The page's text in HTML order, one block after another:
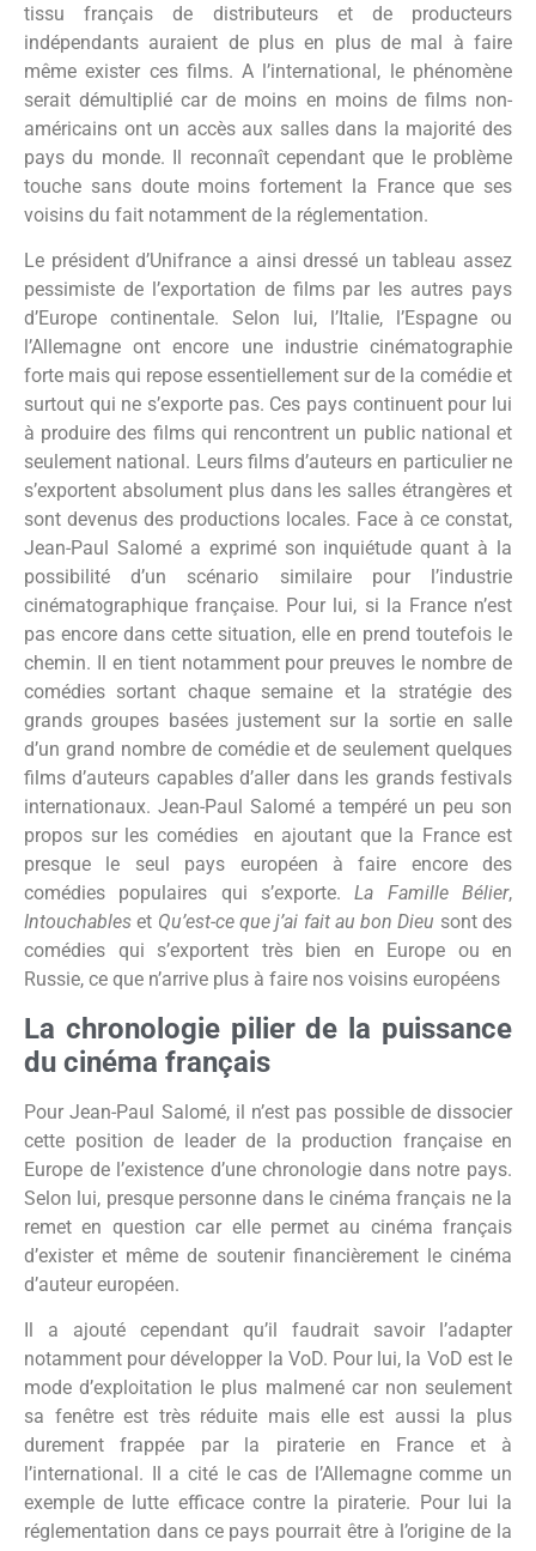
tissu français de distributeurs et de producteurs
indépendants auraient de plus en plus de mal à faire
même exister ces films. A l’international, le phénomène
serait démultiplié car de moins en moins de films non-
américains ont un accès aux salles dans la majorité des
pays du monde. Il reconnaît cependant que le problème
touche sans doute moins fortement la France que ses
voisins du fait notamment de la réglementation.
Le président d’Unifrance a ainsi dressé un tableau assez
pessimiste de l’exportation de films par les autres pays
d’Europe continentale. Selon lui, l’Italie, l’Espagne ou
l’Allemagne ont encore une industrie cinématographie
forte mais qui repose essentiellement sur de la comédie et
surtout qui ne s’exporte pas. Ces pays continuent pour lui
à produire des films qui rencontrent un public national et
seulement national. Leurs films d’auteurs en particulier ne
s’exportent absolument plus dans les salles étrangères et
sont devenus des productions locales. Face à ce constat,
Jean-Paul Salomé a exprimé son inquiétude quant à la
possibilité d’un scénario similaire pour l’industrie
cinématographique française. Pour lui, si la France n’est
pas encore dans cette situation, elle en prend toutefois le
chemin. Il en tient notamment pour preuves le nombre de
comédies sortant chaque semaine et la stratégie des
grands groupes basées justement sur la sortie en salle
d’un grand nombre de comédie et de seulement quelques
films d’auteurs capables d’aller dans les grands festivals
internationaux. Jean-Paul Salomé a tempéré un peu son
propos sur les comédies en ajoutant que la France est
presque le seul pays européen à faire encore des
comédies populaires qui s’exporte.La Famille Bélier,
Intouchables et Qu’est-ce que j’ai fait au bon Dieu sont des
comédies qui s’exportent très bien en Europe ou en
Russie, ce que n’arrive plus à faire nos voisins européens
La chronologie pilier de la puissance
du cinéma français
Pour Jean-Paul Salomé, il n’est pas possible de dissocier
cette position de leader de la production française en
Europe de l’existence d’une chronologie dans notre pays.
Selon lui, presque personne dans le cinéma français ne la
remet en question car elle permet au cinéma français
d’exister et même de soutenir financièrement le cinéma
d’auteur européen.
Il a ajouté cependant qu’il faudrait savoir l’adapter
notamment pour développer la VoD. Pour lui, la VoD est le
mode d’exploitation le plus malmené car non seulement
sa fenêtre est très réduite mais elle est aussi la plus
durement frappée par la piraterie en France et à
l’international. Il a cité le cas de l’Allemagne comme un
exemple de lutte efficace contre la piraterie. Pour lui la
réglementation dans ce pays pourrait être à l’origine de la